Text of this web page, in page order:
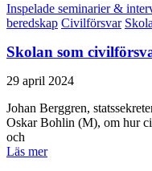
Inspelade seminarier &
beredskap Civilförsvar Skola
Skolan som
29 april 2024
Johan Berggren,
Oskar Bohlin (M), om hur
och
Läs mer